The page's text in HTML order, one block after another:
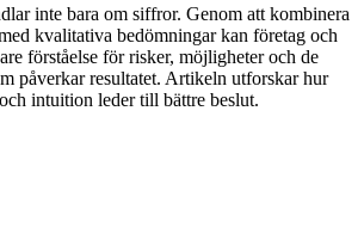
inte bara om siffror. Genom att kombinera
kvalitativa bedömningar kan företag och
förståelse för risker, möjligheter och de
påverkar resultatet. Artikeln utforskar hur
intuition leder till bättre beslut.